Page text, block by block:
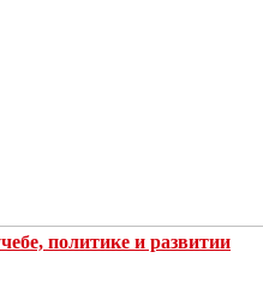
политике и развитии